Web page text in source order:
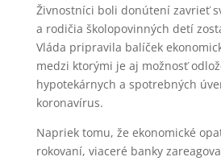
Živnostníci boli donútení zavrieť
a rodičia školopovinných detí
Vláda pripravila balíček
medzi ktorými je aj možnosť
hypotekárnych a spotrebných
koronavírus.
Napriek tomu, že ekonomické
rokovaní, viaceré banky